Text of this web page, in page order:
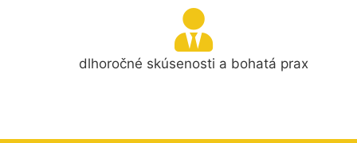
dlhoročné skúsenosti a bohatá prax